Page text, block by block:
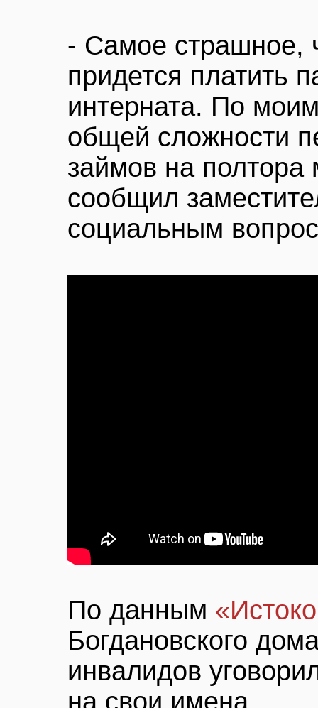
- Самое страшное,
придется платить
интерната. По
общей сложности
займов на
сообщил
социальным
По данным
Богдановского
инвалидов
на свои имена.